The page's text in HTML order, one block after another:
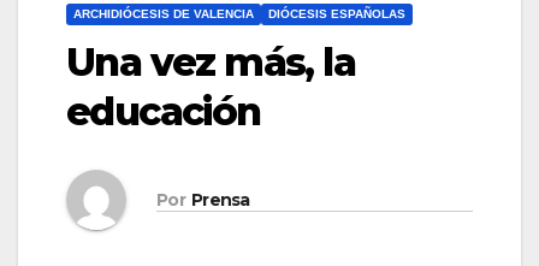
ARCHIDIÓCESIS DE VALENCIA DIÓCESIS ESPAÑOLAS
Una vez más, la
educación
Por Prensa